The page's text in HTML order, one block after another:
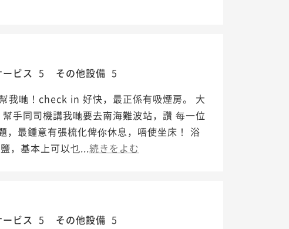
ビス 5 その他設備 5
我哋！check in 好快，最正係有吸煙房。 大
手同司機講我哋要去南海難波站，讚 每一位
，最鍾意有張梳化俾你休息，唔使坐床！ 浴
，基本上可以乜...続きをよむ
ビス 5 その他設備 5